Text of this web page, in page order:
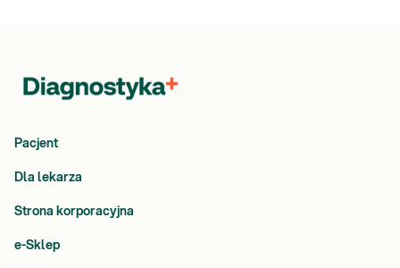
Pacjent
Dla lekarza
Strona korporacyjna
e-Sklep